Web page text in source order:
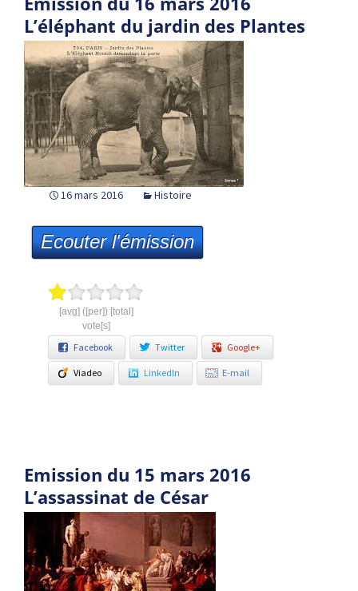
L’éléphant du jardin des Plantes
16 mars 2016 Histoire
Ecouter l'émission
[avg] ([per]) [total]
vote[s]
Facebook Twitter Google+
Viadeo LinkedIn E-mail
Emission du 15 mars 2016
L’assassinat de César